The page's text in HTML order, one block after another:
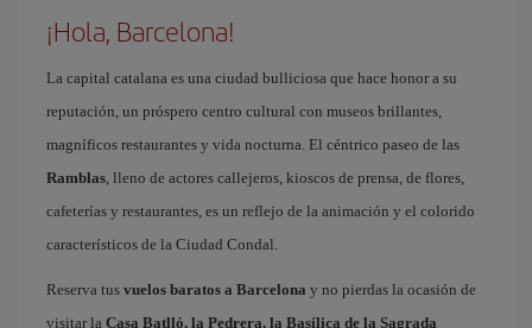
¡Hola, Barcelona!
La capital catalana es una ciudad bulliciosa que hace honor a su
reputación, un próspero centro cultural con museos brillantes,
magníficos restaurantes y vida nocturna. El céntrico paseo de las
Ramblas, lleno de actores callejeros, kioscos de prensa, de flores,
cafeterías y restaurantes, es un reflejo de la animación y el colorido
característicos de la Ciudad Condal.
Reserva tus vuelos baratos a Barcelona y no pierdas la ocasión de
visitar la Casa Batlló, la Pedrera, la Basílica de la Sagrada